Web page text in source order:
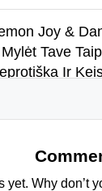
Joy &
Tave Taip
Ir
yet. Why don’t